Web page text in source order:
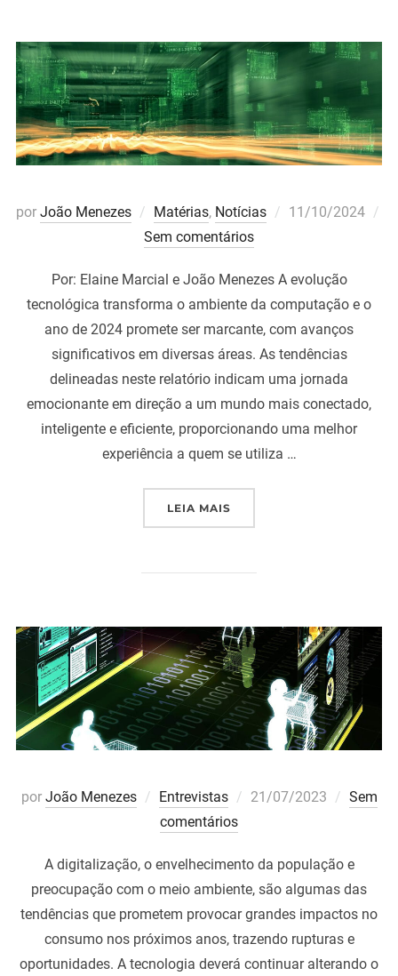
por João Menezes Matérias, Notícias
Postado
11/10/2024
Sem comentários
Por: Elaine Marcial e João Menezes A evolução
tecnológica transforma o ambiente da computação e o
ano de 2024 promete ser marcante, com avanços
significativos em diversas áreas. As tendências
delineadas neste relatório indicam uma jornada
emocionante em direção a um mundo mais conectado,
inteligente e eficiente, proporcionando uma melhor
experiência a quem se utiliza …
LEIA MAIS
por João Menezes Entrevistas
Postado
21/07/2023
Sem
comentários
A digitalização, o envelhecimento da população e
preocupação com o meio ambiente, são algumas das
tendências que prometem provocar grandes impactos no
consumo nos próximos anos, trazendo rupturas e
oportunidades. A tecnologia deverá continuar alterando o